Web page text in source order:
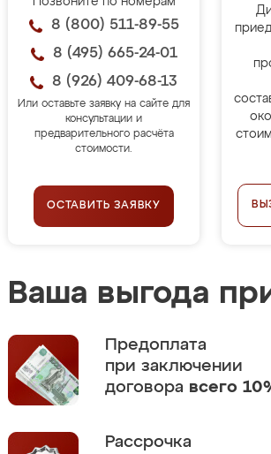
8 (800) 511-89-55
8 (495) 665-24-01
8 (926) 409-68-13
Или оставьте заявку на сайте для
консультации и
предварительного расчёта
стоимости.
ОСТАВИТЬ ЗАЯВКУ
Ваша выгода
Предоплата
при заключении
договора всего
Рассрочка